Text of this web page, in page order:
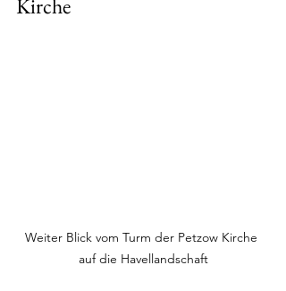
Kirche
Weiter Blick vom Turm der Petzow Kirche
auf die Havellandschaft